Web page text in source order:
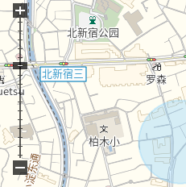
300%/20m、第2种高度地区
《建筑物》
0 2009年12月築
0 丰田 HOUSING施工
0 轻量铁骨造2楼核算的
○ 东南朝向
0 1阶54.19平米
2阶55.68平米
+
−